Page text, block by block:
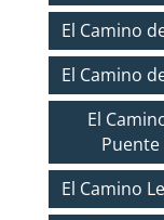
El Camino
El Camino
El
Puente
El Camino